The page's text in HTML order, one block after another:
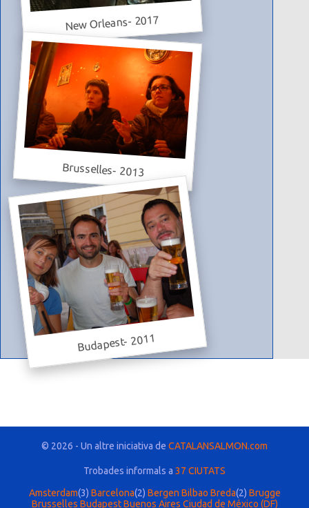
New Orleans- 2017
Brusselles- 2013
Budapest- 2011
© 2026 - Un altre iniciativa de CATALANSALMON.com
Trobades informals a 37 CIUTATS
Amsterdam(3) Barcelona(2) Bergen Bilbao Breda(2) Brugge
Brusselles Budapest Buenos Aires Ciudad de México (DF)